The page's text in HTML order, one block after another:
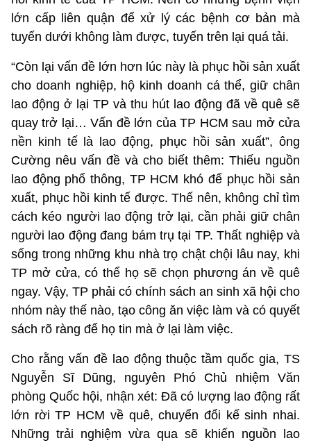
lớn cấp liên quận để xử lý các bệnh cơ bản mà
tuyến dưới không làm được, tuyến trên lại quá tải.
“Còn lại vấn đề lớn hơn lúc này là phục hồi sản xuất
cho doanh nghiệp, hộ kinh doanh cá thể, giữ chân
lao động ở lại TP và thu hút lao động đã về quê sẽ
quay trở lại… Vấn đề lớn của TP HCM sau mở cửa
nền kinh tế là lao động, phục hồi sản xuất”, ông
Cường nêu vấn đề và cho biết thêm: Thiếu nguồn
lao động phổ thông, TP HCM khó để phục hồi sản
xuất, phục hồi kinh tế được. Thế nên, không chỉ tìm
cách kéo người lao động trở lại, cần phải giữ chân
người lao động đang bám trụ tại TP. Thất nghiệp và
sống trong những khu nhà trọ chật chội lâu nay, khi
TP mở cửa, có thể họ sẽ chọn phương án về quê
ngay. Vậy, TP phải có chính sách an sinh xã hội cho
nhóm này thế nào, tạo công ăn việc làm và có quyết
sách rõ ràng để họ tin mà ở lại làm việc.
Cho rằng vấn đề lao động thuộc tầm quốc gia, TS
Nguyễn Sĩ Dũng, nguyên Phó Chủ nhiệm Văn
phòng Quốc hội, nhận xét: Đã có lượng lao động rất
lớn rời TP HCM về quê, chuyển đổi kế sinh nhai.
Những trải nghiệm vừa qua sẽ khiến nguồn lao